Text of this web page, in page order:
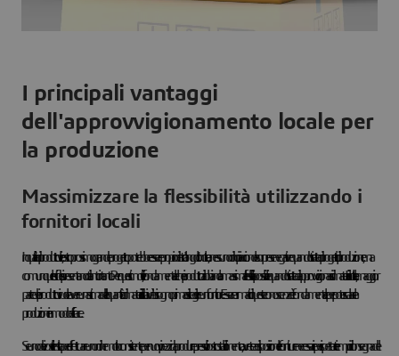
I principali vantaggi
dell'approvvigionamento locale per
la produzione
Massimizzare la flessibilità utilizzando i
fornitori locali
In qualità di produttore, il vostro prossimo grande progetto potrebbe essere proprio dietro l'angolo. Inoltre, a nessuno di noi piacciono le sorprese negative quando si tratta di progetti di produzione, ma
comunque le sfide si presentano di tanto in tanto. Per questi motivi, è fondamentale che i produttori abbiano la massima flessibilità possibile quando si tratta di approvvigionarsi di materiali. Inoltre, la maggior
parte dei produttori vuole avere una stima della quantità di materiali di cui avrà bisogno prima di scegliere un fornitore. Essere armati di queste conoscenze è fondamentale per poter scalare la
produzione in modo efficace.
Se uno dei vostri clienti sta per effettuare un ordine molto consistente per nuovi pezzi da produrre presso il vostro stabilimento, avrete a disposizione le forniture necessarie per rispettare i tempi di consegna del